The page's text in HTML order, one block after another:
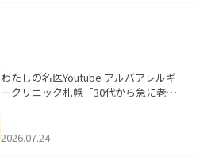
わたしの名医Youtube アルバアレルギ
ークリニック札幌「30代から急に老け
た。
2026.07.24